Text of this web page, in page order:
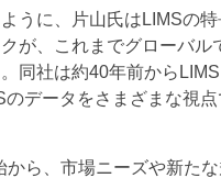
うに、片山氏はLIMSの
が、これまでグローバ
同社は約40年前から
データをさまざまな視
ら、市場ニーズや新た